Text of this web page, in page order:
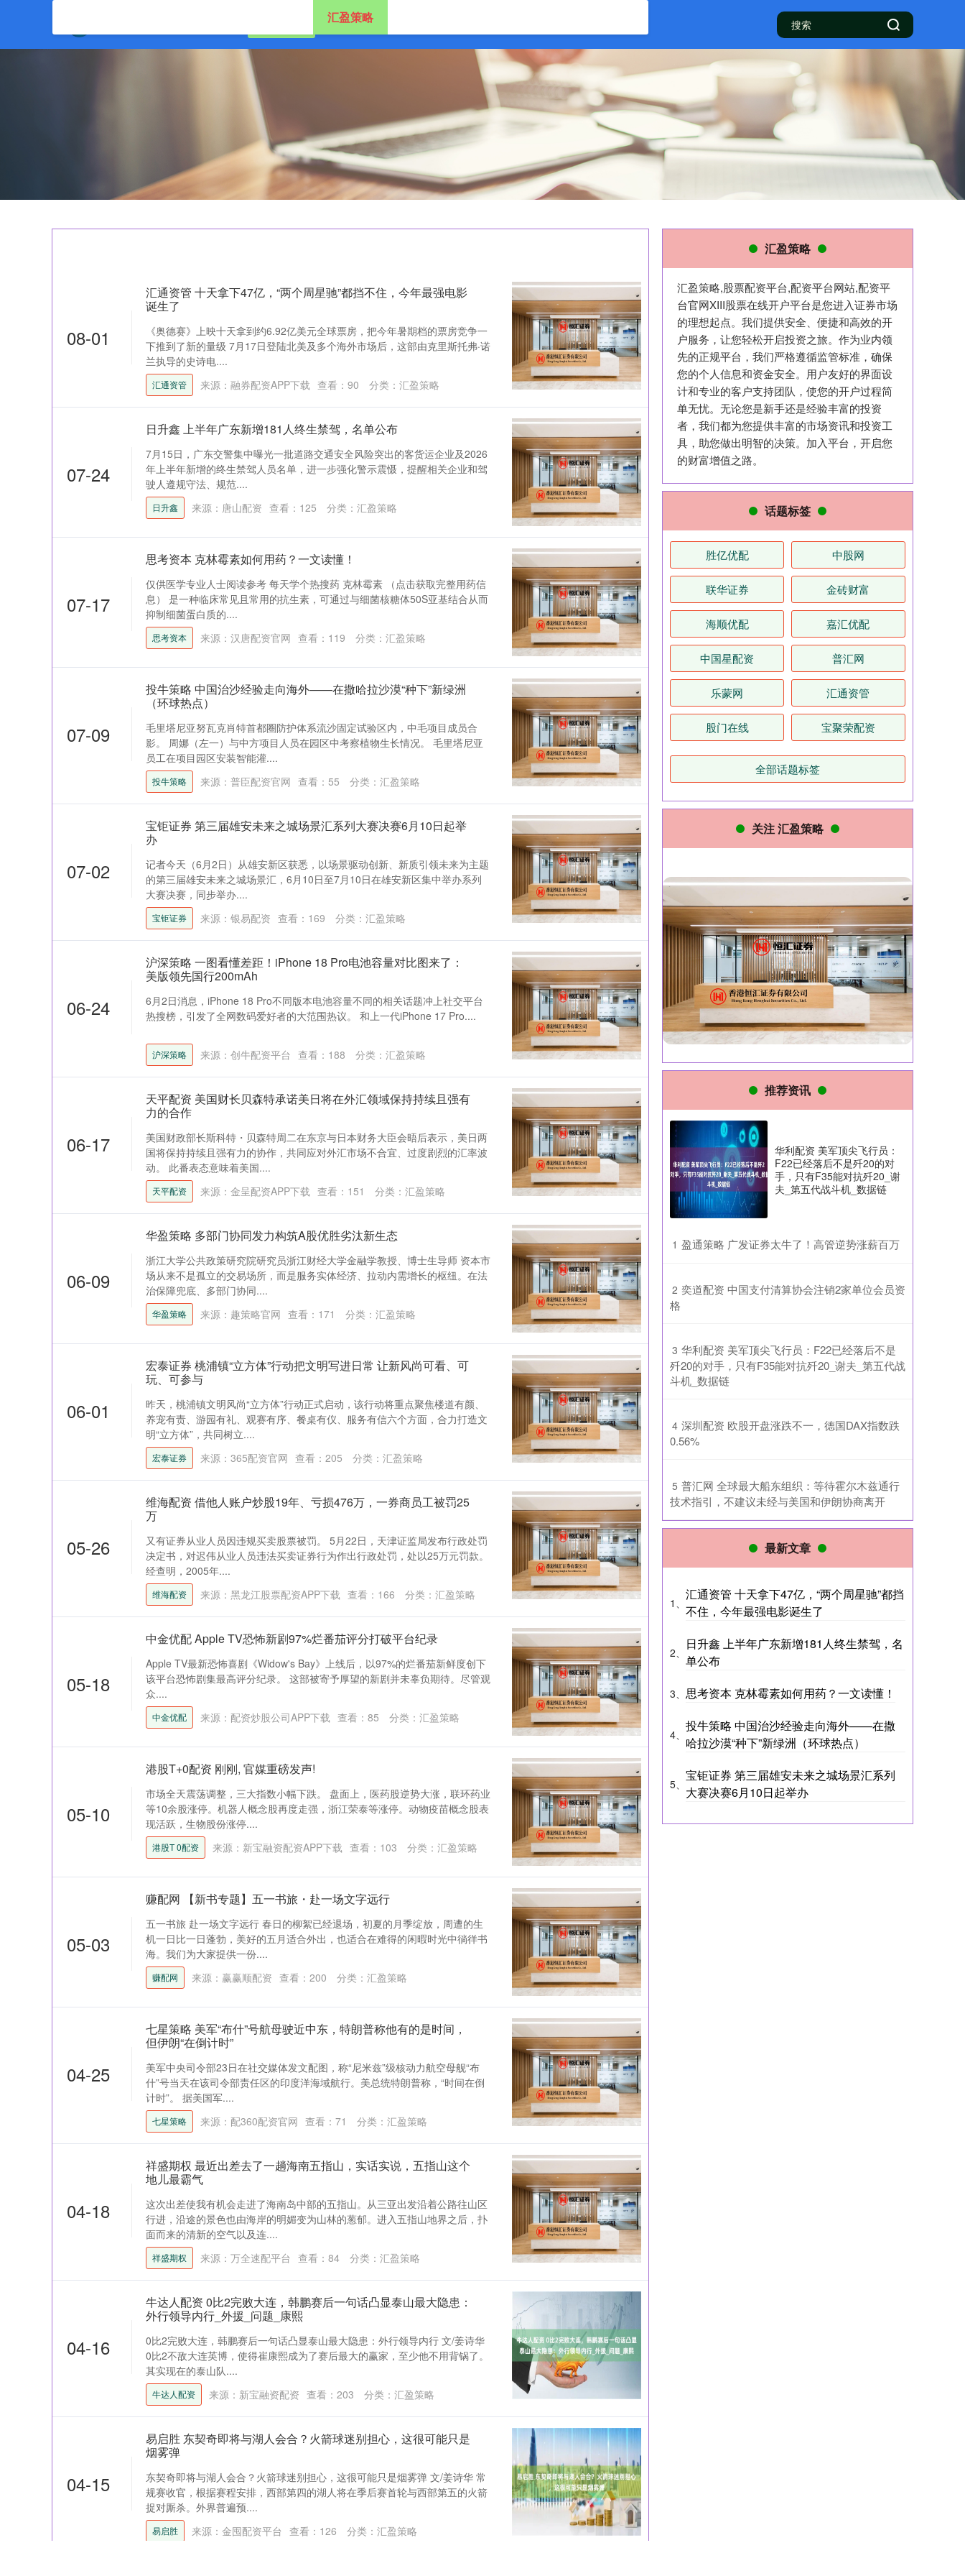
股票配资平台
汇盈策略
08-01
汇通资管 十天拿下47亿，“两个周星驰”都挡不住，今年最强电影
诞生了
《奥德赛》上映十天拿到约6.92亿美元全球票房，把今年暑期档的票房竞争一
下推到了新的量级 7月17日登陆北美及多个海外市场后，这部由克里斯托弗·诺
兰执导的史诗电....
汇通资管 来源：融券配资APP下载 查看： 90 分类： 汇盈策略
07-24
日升鑫 上半年广东新增181人终生禁驾，名单公布
7月15日，广东交警集中曝光一批道路交通安全风险突出的客货运企业及2026
年上半年新增的终生禁驾人员名单，进一步强化警示震慑，提醒相关企业和驾
驶人遵规守法、规范....
日升鑫 来源：唐山配资 查看： 125 分类： 汇盈策略
07-17
思考资本 克林霉素如何用药？一文读懂！
仅供医学专业人士阅读参考 每天学个热搜药 克林霉素 （点击获取完整用药信
息） 是一种临床常见且常用的抗生素，可通过与细菌核糖体50S亚基结合从而
抑制细菌蛋白质的....
思考资本 来源：汉唐配资官网 查看： 119 分类： 汇盈策略
07-09
投牛策略 中国治沙经验走向海外——在撒哈拉沙漠“种下”新绿洲
（环球热点）
毛里塔尼亚努瓦克肖特首都圈防护体系流沙固定试验区内，中毛项目成员合
影。 周娜（左一）与中方项目人员在园区中考察植物生长情况。 毛里塔尼亚
员工在项目园区安装智能灌....
投牛策略 来源：普臣配资官网 查看： 55 分类： 汇盈策略
07-02
宝钜证券 第三届雄安未来之城场景汇系列大赛决赛6月10日起举
办
记者今天（6月2日）从雄安新区获悉，以场景驱动创新、新质引领未来为主题
的第三届雄安未来之城场景汇，6月10日至7月10日在雄安新区集中举办系列
大赛决赛，同步举办....
宝钜证券 来源：银易配资 查看： 169 分类： 汇盈策略
06-24
沪深策略 一图看懂差距！iPhone 18 Pro电池容量对比图来了：
美版领先国行200mAh
6月2日消息，iPhone 18 Pro不同版本电池容量不同的相关话题冲上社交平台
热搜榜，引发了全网数码爱好者的大范围热议。 和上一代iPhone 17 Pro....
沪深策略 来源：创牛配资平台 查看： 188 分类： 汇盈策略
06-17
天平配资 美国财长贝森特承诺美日将在外汇领域保持持续且强有
力的合作
美国财政部长斯科特・贝森特周二在东京与日本财务大臣会晤后表示，美日两
国将保持持续且强有力的协作，共同应对外汇市场不合宜、过度剧烈的汇率波
动。 此番表态意味着美国....
天平配资 来源：金呈配资APP下载 查看： 151 分类： 汇盈策略
06-09
华盈策略 多部门协同发力构筑A股优胜劣汰新生态
浙江大学公共政策研究院研究员浙江财经大学金融学教授、博士生导师 资本市
场从来不是孤立的交易场所，而是服务实体经济、拉动内需增长的枢纽。在法
治保障兜底、多部门协同....
华盈策略 来源：趣策略官网 查看： 171 分类： 汇盈策略
06-01
宏泰证券 桃浦镇“立方体”行动把文明写进日常 让新风尚可看、可
玩、可参与
昨天，桃浦镇文明风尚“立方体”行动正式启动，该行动将重点聚焦楼道有颜、
养宠有责、游园有礼、观赛有序、餐桌有仪、服务有信六个方面，合力打造文
明“立方体”，共同树立....
宏泰证券 来源：365配资官网 查看： 205 分类： 汇盈策略
05-26
维海配资 借他人账户炒股19年、亏损476万，一券商员工被罚25
万
又有证券从业人员因违规买卖股票被罚。 5月22日，天津证监局发布行政处罚
决定书，对迟伟从业人员违法买卖证券行为作出行政处罚，处以25万元罚款。
经查明，2005年....
维海配资 来源：黑龙江股票配资APP下载 查看： 166 分类： 汇盈策略
05-18
中金优配 Apple TV恐怖新剧97%烂番茄评分打破平台纪录
Apple TV最新恐怖喜剧《Widow's Bay》上线后，以97%的烂番茄新鲜度创下
该平台恐怖剧集最高评分纪录。 这部被寄予厚望的新剧并未辜负期待。尽管观
众....
中金优配 来源：配资炒股公司APP下载 查看： 85 分类： 汇盈策略
05-10
港股T+0配资 刚刚, 官媒重磅发声!
市场全天震荡调整，三大指数小幅下跌。 盘面上，医药股逆势大涨，联环药业
等10余股涨停。机器人概念股再度走强，浙江荣泰等涨停。动物疫苗概念股表
现活跃，生物股份涨停....
港股T 0配资 来源：新宝融资配资APP下载 查看： 103 分类： 汇盈策略
05-03
赚配网 【新书专题】五一书旅・赴一场文字远行
五一书旅 赴一场文字远行 春日的柳絮已经退场，初夏的月季绽放，周遭的生
机一日比一日蓬勃，美好的五月适合外出，也适合在难得的闲暇时光中徜徉书
海。我们为大家提供一份....
赚配网 来源：赢赢顺配资 查看： 200 分类： 汇盈策略
04-25
七星策略 美军“布什”号航母驶近中东，特朗普称他有的是时间，
但伊朗“在倒计时”
美军中央司令部23日在社交媒体发文配图，称“尼米兹”级核动力航空母舰“布
什”号当天在该司令部责任区的印度洋海域航行。美总统特朗普称，“时间在倒
计时”。 据美国军....
七星策略 来源：配360配资官网 查看： 71 分类： 汇盈策略
04-18
祥盛期权 最近出差去了一趟海南五指山，实话实说，五指山这个
地儿最霸气
这次出差使我有机会走进了海南岛中部的五指山。从三亚出发沿着公路往山区
行进，沿途的景色也由海岸的明媚变为山林的葱郁。进入五指山地界之后，扑
面而来的清新的空气以及连....
祥盛期权 来源：万全速配平台 查看： 84 分类： 汇盈策略
04-16
牛达人配资 0比2完败大连，韩鹏赛后一句话凸显泰山最大隐患：
外行领导内行_外援_问题_康熙
0比2完败大连，韩鹏赛后一句话凸显泰山最大隐患：外行领导内行 文/姜诗华
0比2不敌大连英博，使得崔康熙成为了赛后最大的赢家，至少他不用背锅了。
其实现在的泰山队....
牛达人配资 来源：新宝融资配资 查看： 203 分类： 汇盈策略
04-15
易启胜 东契奇即将与湖人会合？火箭球迷别担心，这很可能只是
烟雾弹
东契奇即将与湖人会合？火箭球迷别担心，这很可能只是烟雾弹 文/姜诗华 常
规赛收官，根据赛程安排，西部第四的湖人将在季后赛首轮与西部第五的火箭
捉对厮杀。外界普遍预....
易启胜 来源：金囤配资平台 查看： 126 分类： 汇盈策略
汇盈策略
汇盈策略,股票配资平台,配资平台网站,配资平
台官网XIII‌股票在线开户平台是您进入证券市场
的理想起点。我们提供安全、便捷和高效的开
户服务，让您轻松开启投资之旅。作为业内领
先的正规平台，我们严格遵循监管标准，确保
您的个人信息和资金安全。用户友好的界面设
计和专业的客户支持团队，使您的开户过程简
单无忧。无论您是新手还是经验丰富的投资
者，我们都为您提供丰富的市场资讯和投资工
具，助您做出明智的决策。加入平台，开启您
的财富增值之路。
话题标签
胜亿优配 中股网
联华证券 金砖财富
海顺优配 嘉汇优配
中国星配资 普汇网
乐蒙网 汇通资管
股门在线 宝聚荣配资
全部话题标签
关注 汇盈策略
推荐资讯
华利配资 美军顶尖飞行员：
F22已经落后不是歼20的对
手，只有F35能对抗歼20_谢
夫_第五代战斗机_数据链
1 ​盈通策略 广发证券太牛了！高管逆势涨薪百万
2 ​奕道配资 中国支付清算协会注销2家单位会员资
格
3 ​华利配资 美军顶尖飞行员：F22已经落后不是
歼20的对手，只有F35能对抗歼20_谢夫_第五代战
斗机_数据链
4 ​深圳配资 欧股开盘涨跌不一，德国DAX指数跌
0.56%
5 ​普汇网 全球最大船东组织：等待霍尔木兹通行
技术指引，不建议未经与美国和伊朗协商离开
最新文章
1、
汇通资管 十天拿下47亿，“两个周星驰”都挡
不住，今年最强电影诞生了
2、
日升鑫 上半年广东新增181人终生禁驾，名
单公布
3、 思考资本 克林霉素如何用药？一文读懂！
4、
投牛策略 中国治沙经验走向海外——在撒
哈拉沙漠“种下”新绿洲（环球热点）
5、
宝钜证券 第三届雄安未来之城场景汇系列
大赛决赛6月10日起举办